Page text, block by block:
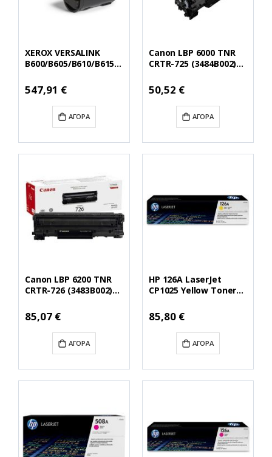
XEROX VERSALINK
B600/B605/B610/B615
(46.7K) (106R03944)
(XER106R03944)
Ειδική
Τιμή
547,91 €
ΑΓΟΡΆ
Canon LBP 6000 TNR
CRTR-725 (3484B002)
Ειδική
Τιμή
50,52 €
ΑΓΟΡΆ
Canon LBP 6200 TNR
CRTR-726 (3483B002)
Ειδική
Τιμή
85,07 €
ΑΓΟΡΆ
HP 126A LaserJet
CP1025 Yellow Toner
Ειδική
Τιμή
85,80 €
ΑΓΟΡΆ